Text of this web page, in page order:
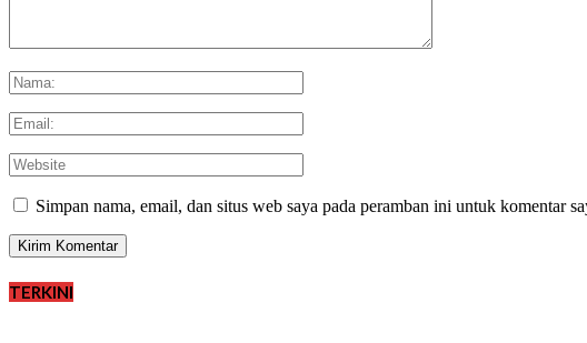
Simpan nama, email, dan situs web saya pada peramban ini untuk komentar
TERKINI